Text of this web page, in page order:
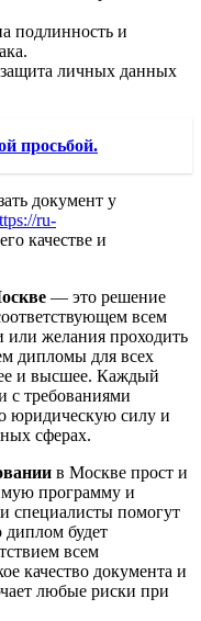
подлинность и
личных данных
просьбой.
документ у
ru-
качестве и
— это решение
всем
или желания проходить
дипломы для всех
и высшее. Каждый
с требованиями
юридическую силу и
сферах.
в Москве прост и
программу и
специалисты помогут
будет
всем
качество документа и
любые риски при